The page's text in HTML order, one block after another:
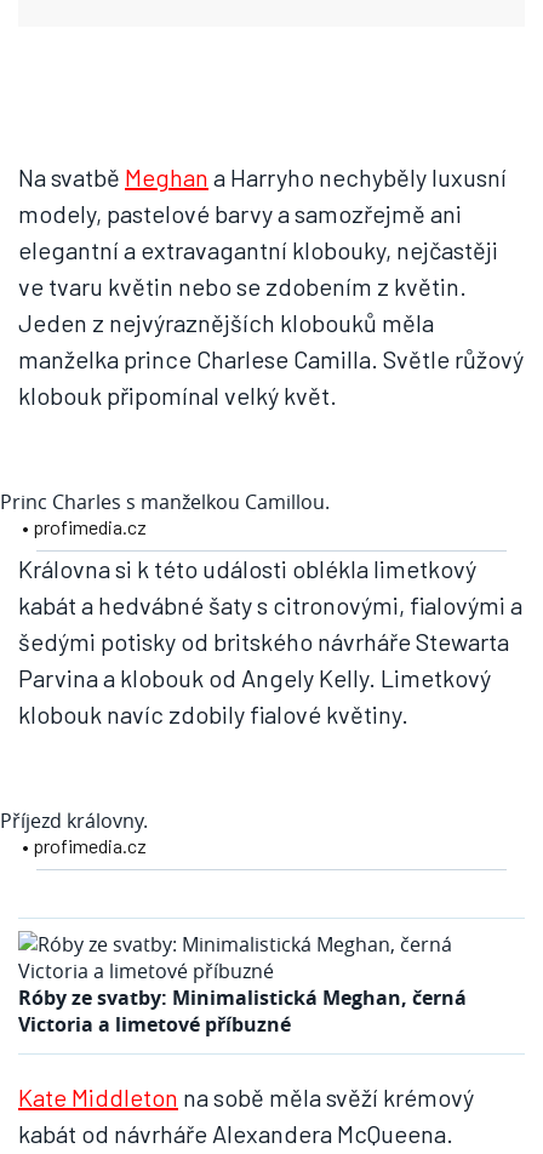
Na svatbě Meghan a Harryho nechyběly luxusní
modely, pastelové barvy a samozřejmě ani
elegantní a extravagantní klobouky, nejčastěji
ve tvaru květin nebo se zdobením z květin.
Jeden z nejvýraznějších klobouků měla
manželka prince Charlese Camilla. Světle růžový
klobouk připomínal velký květ.
Princ Charles s manželkou Camillou.
• profimedia.cz
Královna si k této události oblékla limetkový
kabát a hedvábné šaty s citronovými, fialovými a
šedými potisky od britského návrháře Stewarta
Parvina a klobouk od Angely Kelly. Limetkový
klobouk navíc zdobily fialové květiny.
Příjezd královny.
• profimedia.cz
Róby ze svatby: Minimalistická Meghan, černá
Victoria a limetové příbuzné
Kate Middleton na sobě měla svěží krémový
kabát od návrháře Alexandera McQueena.